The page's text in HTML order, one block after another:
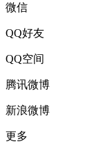
微信
QQ好友
QQ空间
腾讯微博
新浪微博
更多